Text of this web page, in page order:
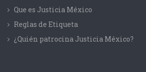
Que es Justicia México
Reglas de Etiqueta
¿Quién patrocina Justicia México?